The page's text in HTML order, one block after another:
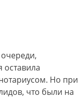
оставила
Но при
что были на